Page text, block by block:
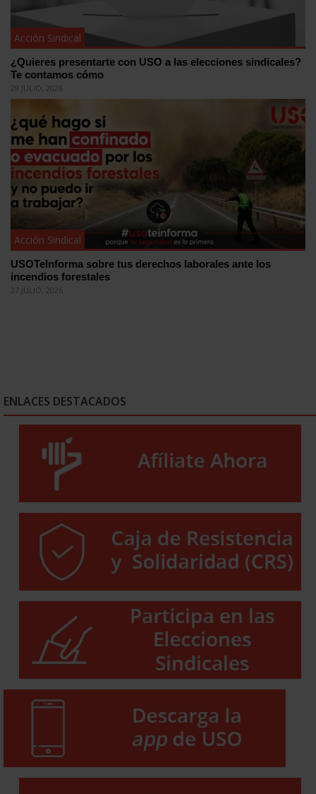
Acción Sindical
¿Quieres presentarte con USO a las elecciones sindicales?
Te contamos cómo
29 JULIO, 2026
Acción Sindical
USOTeInforma sobre tus derechos laborales ante los
incendios forestales
27 JULIO, 2026
ENLACES DESTACADOS